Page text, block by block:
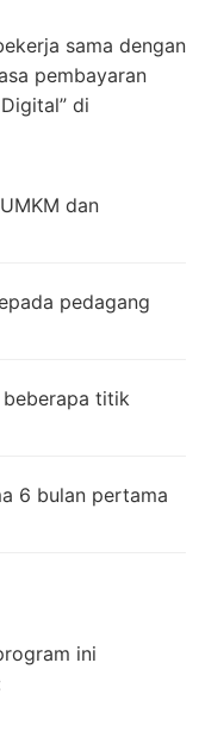
sama dengan
pembayaran
di
dan
pedagang
beberapa titik
6 bulan pertama
ini